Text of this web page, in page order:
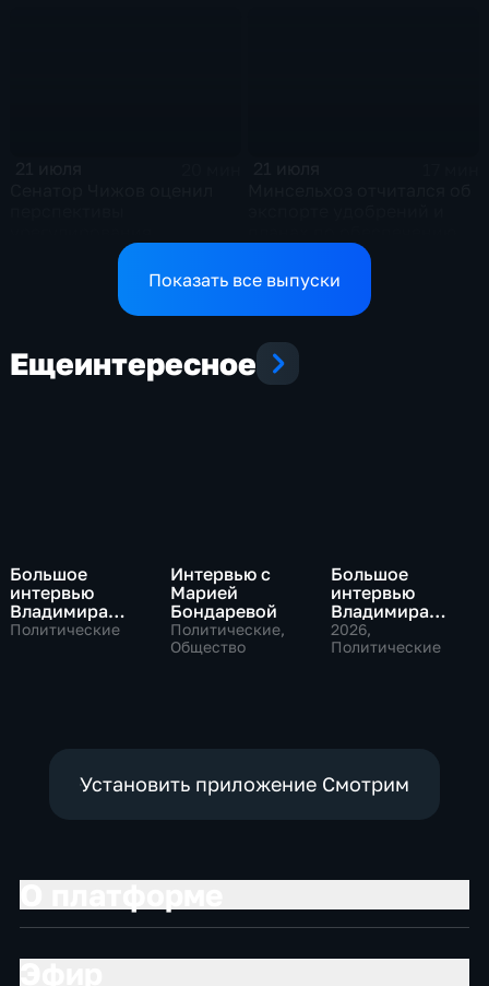
конфликтов на Ближнем
Востоке и диалог с
аграриев топливом
Показать все выпуски
Ещеинтересное
Большое
интервью
Владимира
Путина Сергею
Политические
Интервью с
Марией
Бондаревой
Политические,
Общество
Большое
интервью
Владимира
Соловьева
Роджеру
2026,
Политические
Установить приложение Смотрим